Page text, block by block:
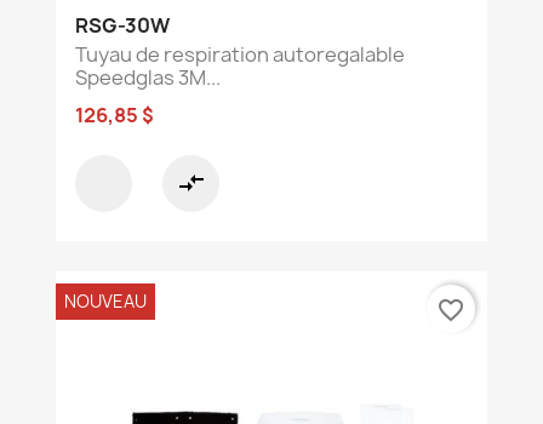
RSG-30W
Tuyau de respiration autoregalable
Speedglas 3M...
126,85 $
compare_arrows
NOUVEAU favorite_border